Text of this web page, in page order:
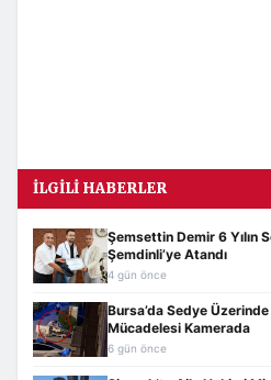
İLGILI HABERLER
Şemsettin Demir 6 Yılın
Şemdinli’ye Atandı
4 gün önce
Bursa’da Sedye
Mücadelesi Kamerada
6 gün önce